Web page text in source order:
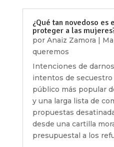
¿Qué tan novedoso es
proteger a las
por Anaiz Zamora
queremos
Intenciones de
intentos de
público más popular
y una larga lista de
propuestas
desde una cartilla
presupuestal a los